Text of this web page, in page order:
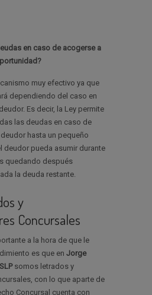
en caso de acogerse a
muy efectivo ya que
dependiendo del caso en
Es decir, la Ley permite
las deudas en caso de
hasta un pequeño
deudor pueda asumir durante
quedando después
la deuda restante.
y
Concursales
a la hora de que le
es que en Jorge
somos letrados y
con lo que aparte de
Concursal cuenta con